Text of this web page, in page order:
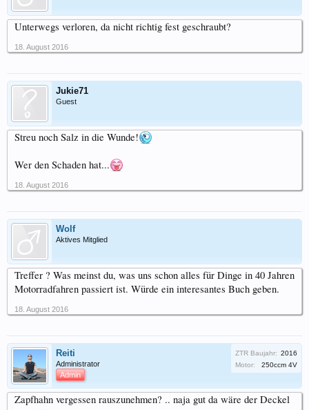
Unterwegs verloren, da nicht richtig fest geschraubt?
18. August 2016
Jukie71
Guest
Streu noch Salz in die Wunde!
Wer den Schaden hat...
18. August 2016
Wolf
Aktives Mitglied
Treffer ? Was meinst du, was uns schon alles für Dinge in 40 Jahren
Motorradfahren passiert ist. Würde ein interesantes Buch geben.
18. August 2016
Reiti
Administrator
Admin
ZTR Baujahr: 2016
Motor:
250ccm 4V
Zapfhahn vergessen rauszunehmen? .. naja gut da wäre der Deckel